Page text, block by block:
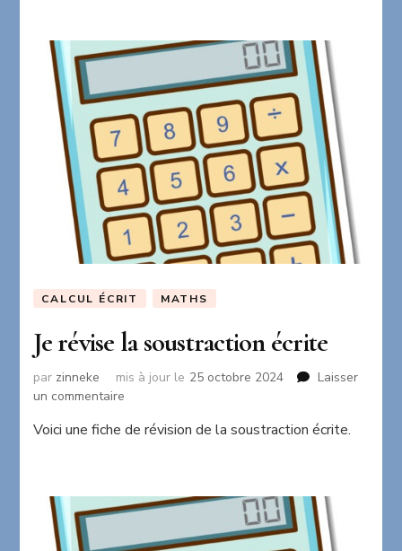
CALCUL ÉCRIT MATHS
Je révise la soustraction écrite
par zinneke mis à jour le 25 octobre 2024
Laisser
un commentaire
révise
Voici une fiche de révision de la soustraction écrite.